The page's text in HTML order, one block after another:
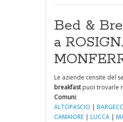
Bed &
a
Le aziende censite del
breakfastpuoi trovarle
Comuni:
ALTOPASCIO |
CAMAIORE | LUCCA |